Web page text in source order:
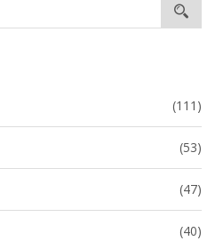
(111)
(53)
(47)
(40)